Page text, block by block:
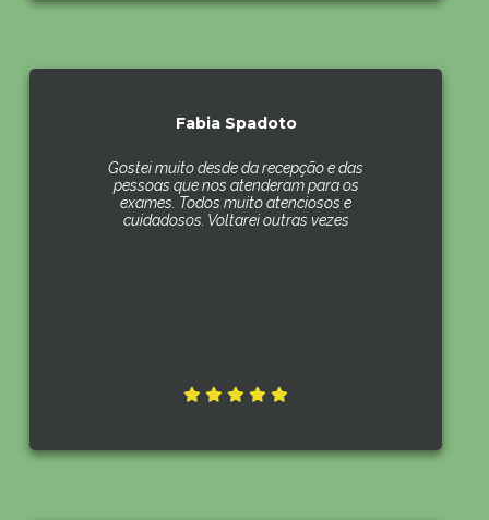
Fabia Spadoto
Gostei muito desde da recepção e das
pessoas que nos atenderam para os
exames. Todos muito atenciosos e
cuidadosos. Voltarei outras vezes